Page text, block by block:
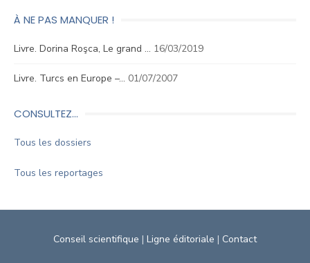
À NE PAS MANQUER !
Livre. Dorina Roşca, Le grand … 16/03/2019
Livre. Turcs en Europe –… 01/07/2007
CONSULTEZ…
Tous les dossiers
Tous les reportages
Conseil scientifique | Ligne éditoriale | Contact